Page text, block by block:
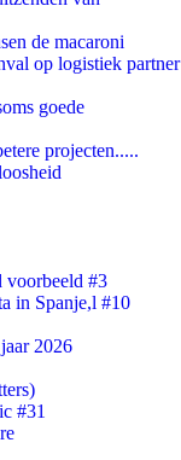
de macaroni
op logistiek partner
goede
projecten.....
voorbeeld #3
in Spanje,l #10
2026
#31